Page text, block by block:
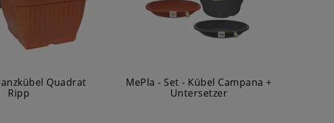
Quadrat
Ripp
MePla - Set - Kübel Campana +
Untersetzer